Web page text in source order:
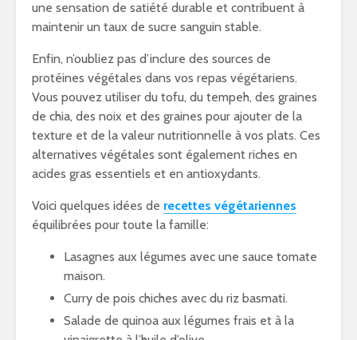
une sensation de satiété durable et contribuent à
maintenir un taux de sucre sanguin stable.
Enfin, n’oubliez pas d’inclure des sources de
protéines végétales dans vos repas végétariens.
Vous pouvez utiliser du tofu, du tempeh, des graines
de chia, des noix et des graines pour ajouter de la
texture et de la valeur nutritionnelle à vos plats. Ces
alternatives végétales sont également riches en
acides gras essentiels et en antioxydants.
Voici quelques idées de recettes végétariennes
équilibrées pour toute la famille:
Lasagnes aux légumes avec une sauce tomate
maison.
Curry de pois chiches avec du riz basmati.
Salade de quinoa aux légumes frais et à la